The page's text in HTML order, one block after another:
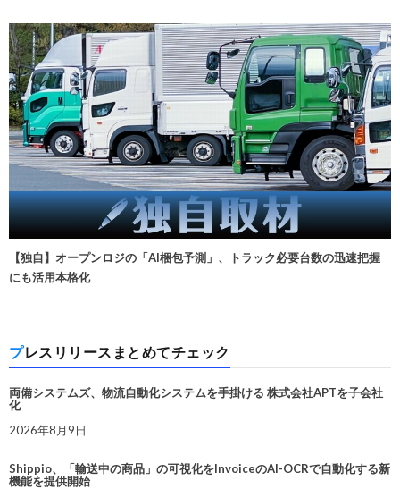
【独自】オープンロジの「AI梱包予測」、トラック必要台数の迅速把握
にも活用本格化
プレスリリースまとめてチェック
両備システムズ、物流自動化システムを手掛ける 株式会社APTを子会社
化
2026年8月9日
Shippio、「輸送中の商品」の可視化をInvoiceのAI-OCRで自動化する新
機能を提供開始